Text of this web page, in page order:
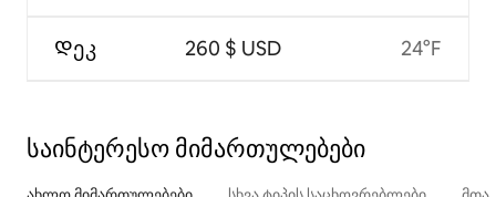
Დეკ 260 $ USD 24°F
საინტერესო მიმართულებები